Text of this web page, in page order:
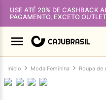
USE ATÉ 20% DE CASHBACK
PAGAMENTO, EXCETO OUTLET
Moda Feminina